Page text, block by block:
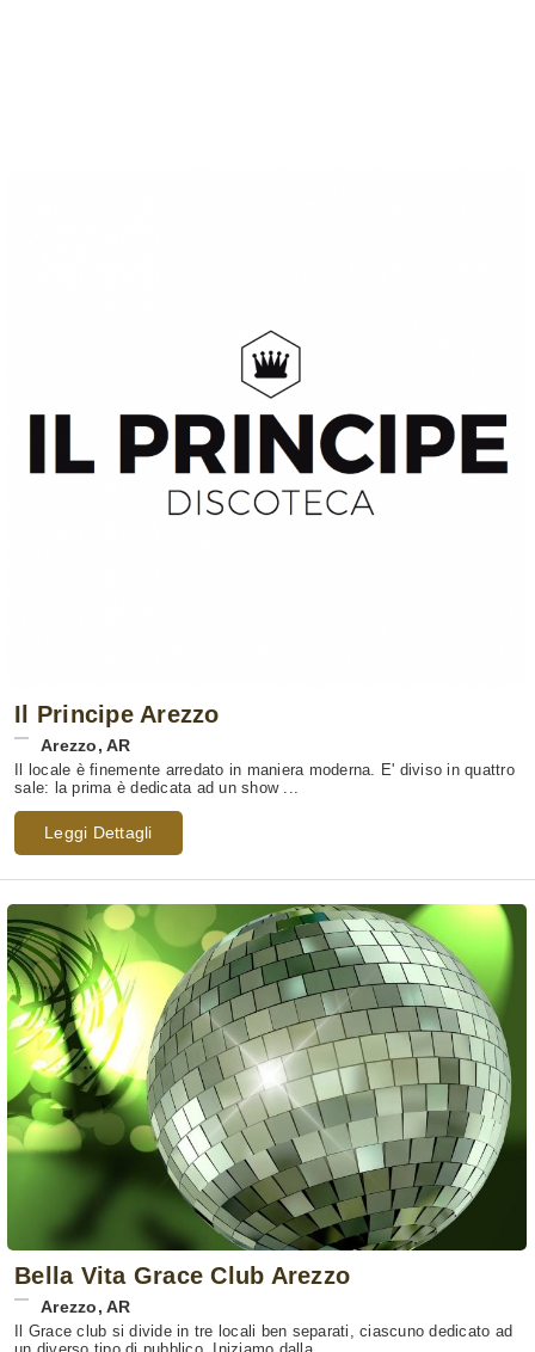
Il Principe Arezzo
Arezzo , AR
Il locale è finemente arredato in maniera moderna. E' diviso in quattro
sale: la prima è dedicata ad un show ...
Leggi Dettagli
Bella Vita Grace Club Arezzo
Arezzo , AR
Il Grace club si divide in tre locali ben separati, ciascuno dedicato ad